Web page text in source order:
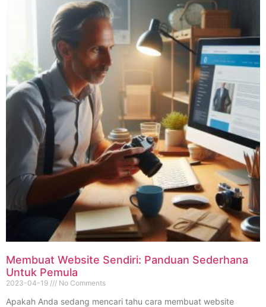
Membuat Website Sendiri: Panduan Sederhana
Untuk Pemula
2023-04-19 No Comments
Apakah Anda sedang mencari tahu cara membuat website